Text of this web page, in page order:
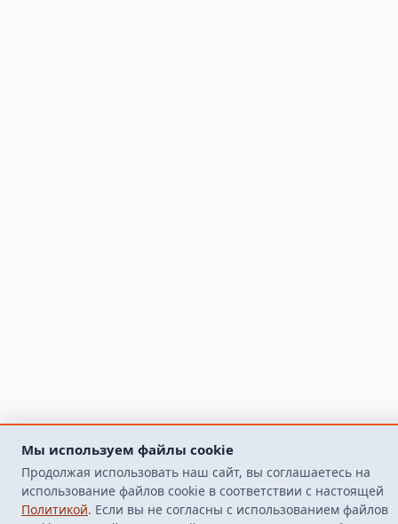
Мы используем файлы cookie
Продолжая использовать наш сайт, вы соглашаетесь на
использование файлов cookie в соответствии с настоящей
Политикой. Если вы не согласны с использованием файлов